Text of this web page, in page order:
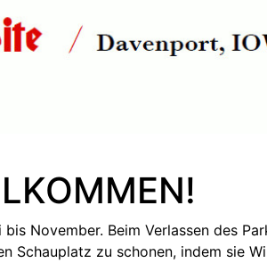
November. Beim Verlassen des
Schauplatz zu schonen, indem sie